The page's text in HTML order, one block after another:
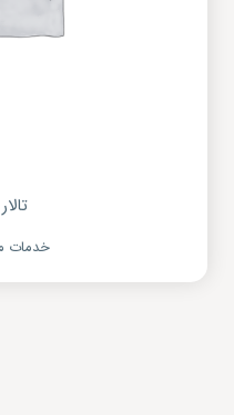
خدمات